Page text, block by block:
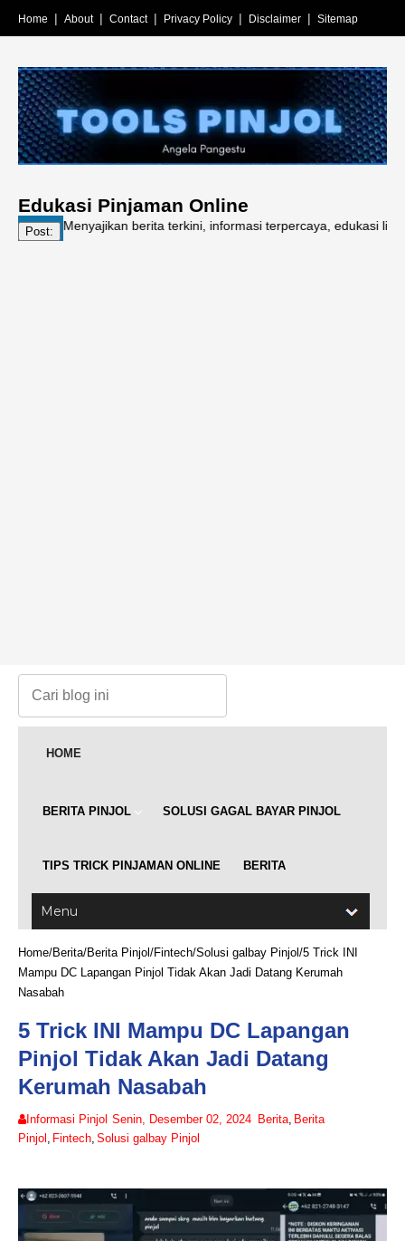
Home About Contact Privacy Policy Disclaimer Sitemap
Edukasi Pinjaman Online
Post:
Menyajikan berita terkini, informasi terpercaya, edukasi literasi
HOME
BERITA PINJOL SOLUSI GAGAL BAYAR PINJOL
TIPS TRICK PINJAMAN ONLINE BERITA
Home/Berita/Berita Pinjol /Fintech/Solusi galbay Pinjol /5 Trick INI
Mampu DC Lapangan Pinjol Tidak Akan Jadi Datang Kerumah
Nasabah
5 Trick INI Mampu DC Lapangan
Pinjol Tidak Akan Jadi Datang
Kerumah Nasabah
Informasi Pinjol Senin, Desember 02, 2024 Berita, Berita
Pinjol , Fintech, Solusi galbay Pinjol